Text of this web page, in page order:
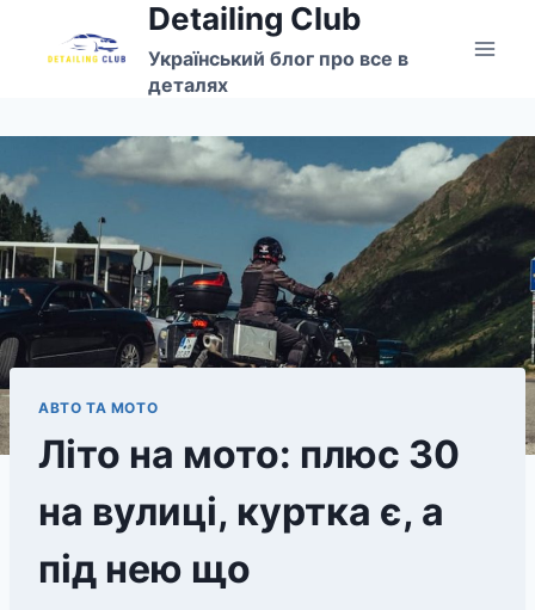
Detailing Club
Український блог про все в
деталях
АВТО ТА МОТО
Літо на мото: плюс 30
на вулиці, куртка є, а
під нею що